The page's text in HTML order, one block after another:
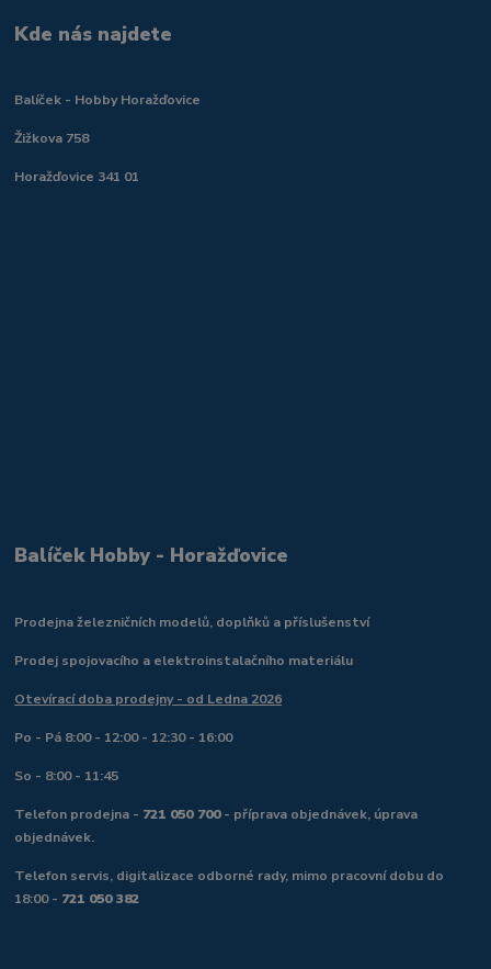
Kde nás najdete
Balíček - Hobby Horažďovice
Žižkova 758
Horažďovice 341 01
Balíček Hobby - Horažďovice
Prodejna železničních modelů, doplňků a příslušenství
Prodej spojovacího a elektroinstalačního materiálu
Otevírací doba prodejny - od Ledna 2026
Po - Pá 8:00 - 12:00 - 12:30 - 16:00
So - 8:00 - 11:45
Telefon prodejna - 721 050 700- příprava objednávek, úprava
objednávek.
Telefon servis, digitalizace odborné rady, mimo pracovní dobu do
18:00 - 721 050 382